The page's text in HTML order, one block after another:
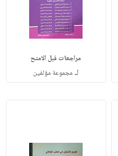
مراجعات قبل الامتح
لـ مجموعة مؤلفين